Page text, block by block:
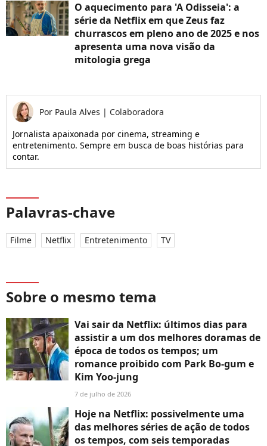
O aquecimento para 'A Odisseia': a
série da Netflix em que Zeus faz
churrascos em pleno ano de 2025 e nos
apresenta uma nova visão da
mitologia grega
Por Paula Alves | Colaboradora
Jornalista apaixonada por cinema, streaming e
entretenimento. Sempre em busca de boas histórias para
contar.
Palavras-chave
Filme Netflix Entretenimento TV
Sobre o mesmo tema
Vai sair da Netflix: últimos dias para
assistir a um dos melhores doramas de
época de todos os tempos; um
romance proibido com Park Bo-gum e
Kim Yoo-jung
7 de julho de 2026
Hoje na Netflix: possivelmente uma
das melhores séries de ação de todos
os tempos, com seis temporadas